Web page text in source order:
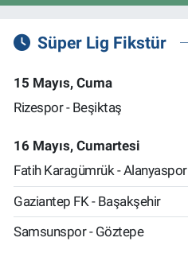
Süper Lig Fikstür
15 Mayıs, Cuma
Rizespor - Beşiktaş
16 Mayıs, Cumartesi
Fatih Karagümrük - Alanyaspor
Gaziantep FK - Başakşehir
Samsunspor - Göztepe